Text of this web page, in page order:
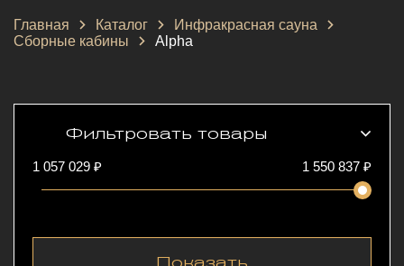
Главная Каталог
Инфракрасная сауна
Сборные кабины
Alpha
Фильтровать товары
1 057 029 ₽ 1 550 837 ₽